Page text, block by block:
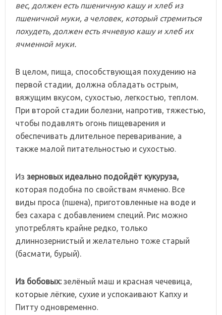
вес, должен есть пшеничную кашу и хлеб из
пшеничной муки, а человек, который стремиться
похудеть, должен есть ячневую кашу и хлеб их
ячменной муки.
В целом, пища, способствующая похудению на
первой стадии, должна обладать острым,
вяжущим вкусом, сухостью, легкостью, теплом.
При второй стадии болезни, напротив, тяжестью,
чтобы подавлять огонь пищеварения и
обеспечивать длительное переваривание, а
также малой питательностью и сухостью.
Из зерновых идеально подойдёт кукуруза,
которая подобна по свойствам ячменю. Все
виды проса (пшена), приготовленные на воде и
без сахара с добавлением специй. Рис можно
употреблять крайне редко, только
длиннозернистый и желательно тоже старый
(басмати, бурый).
Из бобовых:зелёный маш и красная чечевица,
которые лёгкие, сухие и успокаивают Капху и
Питту одновременно.